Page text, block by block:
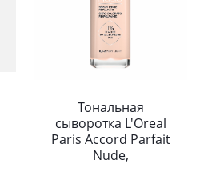
Тональная
сыворотка L'Oreal
Paris Accord Parfait
Nude,